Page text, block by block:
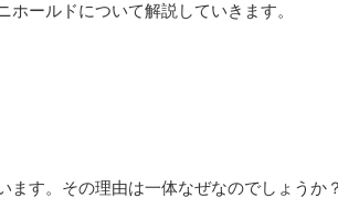
ールドについて解説していきます。
ます。その理由は一体なぜなのでしょうか？